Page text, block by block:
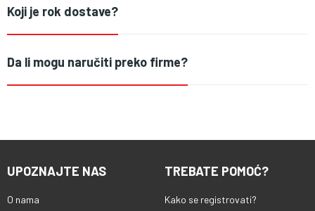
Koji je rok dostave?
Da li mogu naručiti preko firme?
UPOZNAJTE NAS
O nama
TREBATE POMOĆ?
Kako se registrovati?